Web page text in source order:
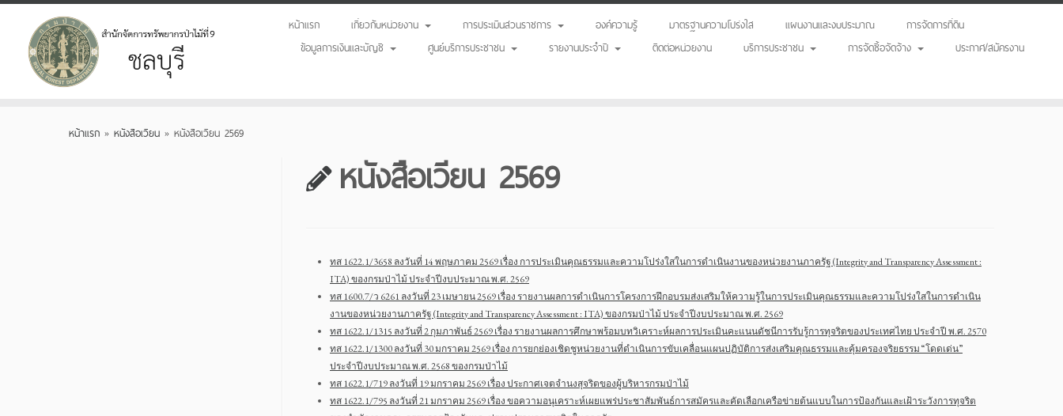
หน้าแรก เกี่ยวกับหน่วยงาน การประเมินส่วนราชการ องค์ความรู้ มาตรฐานความโปร่งใส แผนงานและงบประมาณ
การจัดการที่ดิน
ข้อมูลการเงินและบัญชี
ศูนย์บริการประชาชน รายงานประจำปี ติดต่อหน่วยงาน บริการประชาชน การจัดซื้อจัดจ้าง ประกาศ/สมัครงาน
หน้าแรก » หนังสือเวียน » หนังสือเวียน 2569
หนังสือเวียน 2569
ทส 1622.1/3658 ลงวันที่ 14 พฤษภาคม 2569 เรื่อง การประเมินคุณธรรมและความโปร่งใสในการดำเนินงานของหน่วยงานภาครัฐ (Integrity and Transparency Assessment :
ITA) ของกรมป่าไม้ ประจำปีงบประมาณ พ.ศ. 2569
ทส 1600.7/ว 6261 ลงวันที่ 23 เมษายน 2569 เรื่อง รายงานผลการดำเนินการโครงการฝึกอบรมส่งเสริมให้ความรู้ในการประเมินคุณธรรมและความโปร่งใสในการดำเนิน
งานของหน่วยงานภาครัฐ (Integrity and Transparency Assessment : ITA) ของกรมป่าไม้ ประจำปีงบประมาณ พ.ศ. 2569
ทส 1622.1/1315 ลงวันที่ 2 กุมภาพันธ์ 2569 เรื่อง รายงานผลการศึกษาพร้อมบทวิเคราะห์ผลการประเมินคะแนนดัชนีการรับรู้การทุจริตของประเทศไทย ประจำปี พ.ศ. 2570
ทส 1622.1/1300 ลงวันที่ 30 มกราคม 2569 เรื่อง การยกย่องเชิดชูหน่วยงานที่ดำเนินการขับเคลื่อนแผนปฏิบัติการส่งเสริมคุณธรรมและคุ้มครองจริยธรรม “โดดเด่น”
ประจำปีงบประมาณ พ.ศ. 2568 ของกรมป่าไม้
ทส 1622.1/719 ลงวันที่ 19 มกราคม 2569 เรื่อง ประกาศเจตจำนงสุจริตของผู้บริหารกรมป่าไม้
ทส 1622.1/795 ลงวันที่ 21 มกราคม 2569 เรื่อง ขอความอนุเคราะห์เผยแพร่ประชาสัมพันธ์การสมัครและคัดเลือกเครือข่ายต้นแบบในการป้องกันและเฝ้าระวังการทุจริต